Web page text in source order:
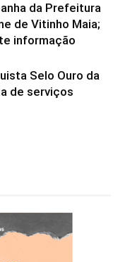
da Prefeitura
de Vitinho Maia;
informação
Selo Ouro da
de serviços